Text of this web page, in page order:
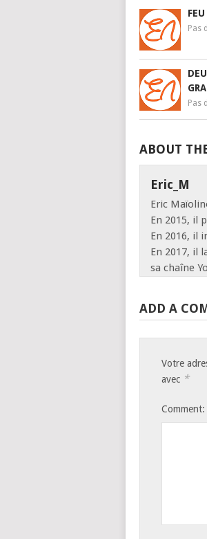
Pas
Pas
ABOUT
Eric_M
Eric
En 2015, il
En 2016, il
En 2017, il
sa chaîne
ADD A
Votre
avec *
Comment: